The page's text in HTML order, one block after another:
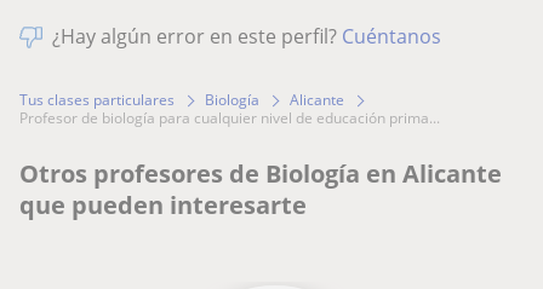
¿Hay algún error en este perfil? Cuéntanos
Tus clases particulares Biología
Alicante
profesor de biología para cualquier nivel de educación prima...
Otros profesores de Biología en Alicante
que pueden interesarte